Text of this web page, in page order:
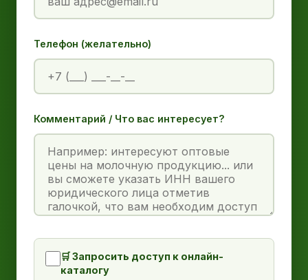
Телефон (желательно)
Комментарий / Что вас интересует?
🛒 Запросить доступ к онлайн-
каталогу